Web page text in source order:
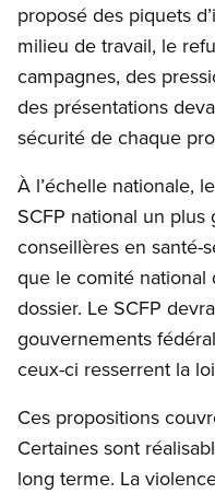
proposé des piquets
milieu de travail, le
campagnes, des
des présentations
sécurité de chaque
À l’échelle nationale,
SCFP national un
conseillères en santé-
que le comité national
dossier. Le SCFP
gouvernements
ceux-ci resserrent la
Ces propositions
Certaines sont
long terme. La